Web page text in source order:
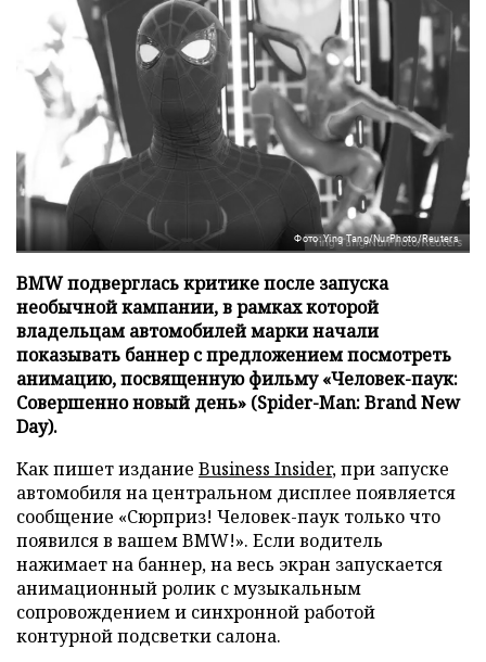
Фото: Ying Tang/NurPhoto/Reuters
BMW подверглась критике после запуска
необычной кампании, в рамках которой
владельцам автомобилей марки начали
показывать баннер с предложением посмотреть
анимацию, посвященную фильму «Человек-паук:
Совершенно новый день» (Spider-Man: Brand New
Day).
Как пишет издание Business Insider, при запуске
автомобиля на центральном дисплее появляется
сообщение «Сюрприз! Человек-паук только что
появился в вашем BMW!». Если водитель
нажимает на баннер, на весь экран запускается
анимационный ролик с музыкальным
сопровождением и синхронной работой
контурной подсветки салона.